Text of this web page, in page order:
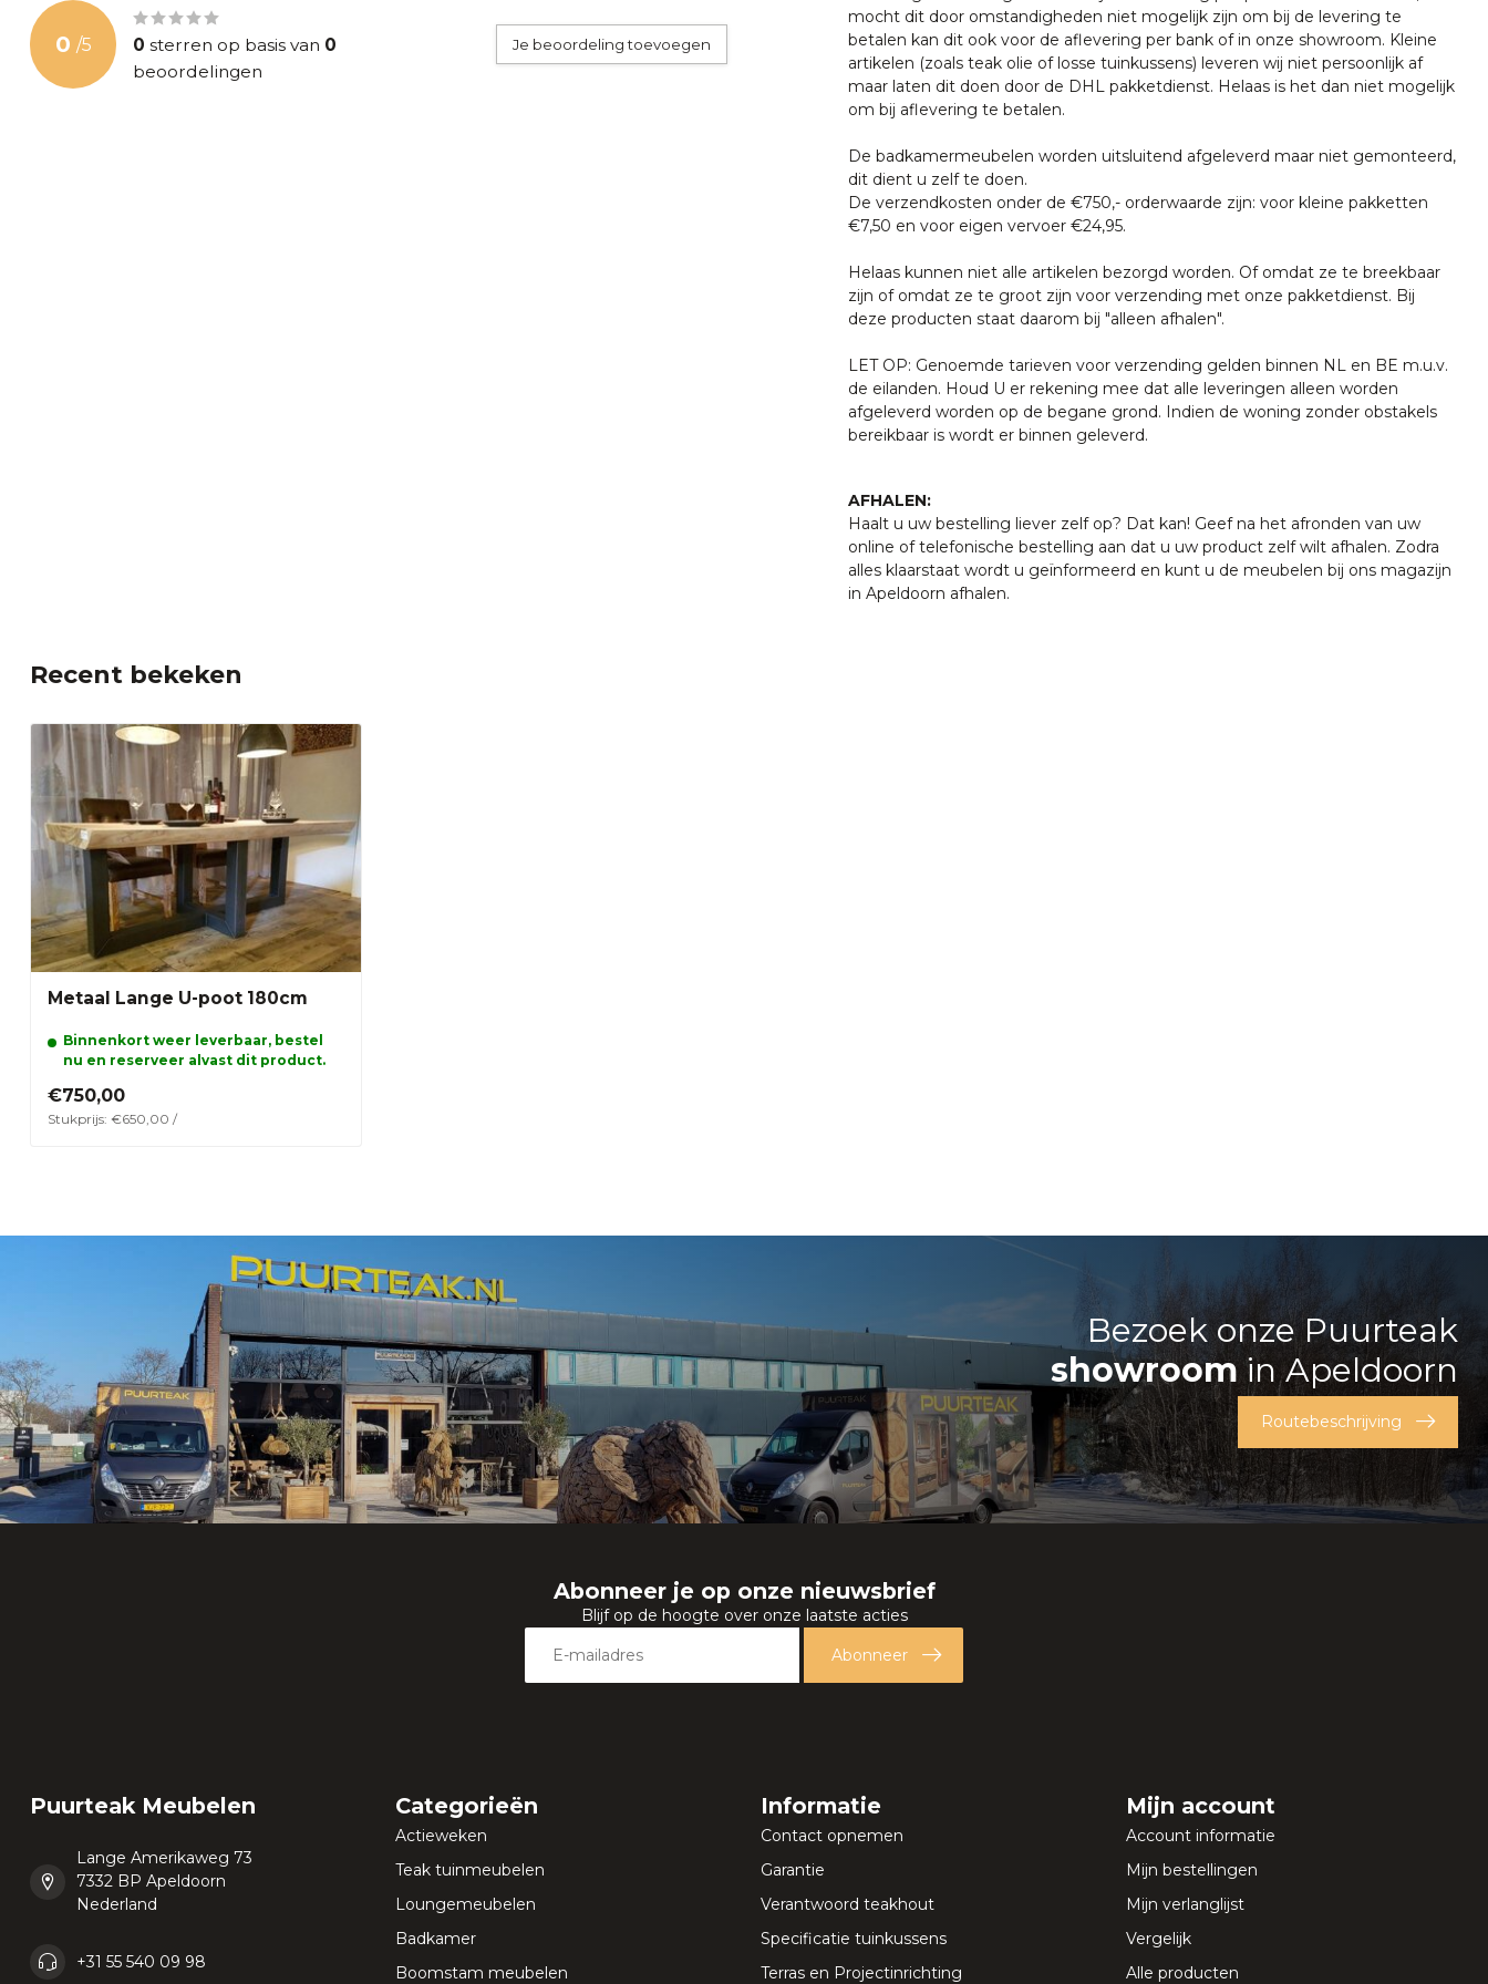
Heeft u vragen of twijfelt u nog? Neem gerust contact op met een van onze
medewerkers via de chat rechts onderin of bel 055 5400998. U bent uiteraard ook
welkom in onzeshowroom in Apeldoorn
0 /5 0 sterren op basis van 0
beoordelingen
Je beoordeling toevoegen
mocht dit door omstandigheden niet mogelijk zijn om bij de levering te
betalen kan dit ook voor de aflevering per bank of in onze showroom. Kleine
artikelen (zoals teak olie of losse tuinkussens) leveren wij niet persoonlijk af
maar laten dit doen door de DHL pakketdienst. Helaas is het dan niet mogelijk
om bij aflevering te betalen.
De badkamermeubelen worden uitsluitend afgeleverd maar niet gemonteerd,
dit dient u zelf te doen.
De verzendkosten onder de €750,- orderwaarde zijn: voor kleine pakketten
€7,50 en voor eigen vervoer €24,95.
Helaas kunnen niet alle artikelen bezorgd worden. Of omdat ze te breekbaar
zijn of omdat ze te groot zijn voor verzending met onze pakketdienst. Bij
deze producten staat daarom bij "alleen afhalen".
LET OP: Genoemde tarieven voor verzending gelden binnen NL en BE m.u.v.
de eilanden. Houd U er rekening mee dat alle leveringen alleen worden
afgeleverd worden op de begane grond. Indien de woning zonder obstakels
bereikbaar is wordt er binnen geleverd.
AFHALEN:
Haalt u uw bestelling liever zelf op? Dat kan! Geef na het afronden van uw
online of telefonische bestelling aan dat u uw product zelf wilt afhalen. Zodra
alles klaarstaat wordt u geïnformeerd en kunt u de meubelen bij ons magazijn
in Apeldoorn afhalen.
Recent bekeken
Metaal Lange U-poot 180cm
Binnenkort weer leverbaar, bestel
nu en reserveer alvast dit product.
€750,00
Stukprijs: €650,00 /
Bezoek onze Puurteak
showroomin Apeldoorn
Routebeschrijving
Abonneer je op onze nieuwsbrief
Blijf op de hoogte over onze laatste acties
Abonneer
Puurteak Meubelen
Lange Amerikaweg 73
7332 BP Apeldoorn
Nederland
+31 55 540 09 98
Categorieën
Actieweken
Teak tuinmeubelen
Loungemeubelen
Badkamer
Boomstam meubelen
Informatie
Contact opnemen
Garantie
Verantwoord teakhout
Specificatie tuinkussens
Terras en Projectinrichting
Mijn account
Account informatie
Mijn bestellingen
Mijn verlanglijst
Vergelijk
Alle producten